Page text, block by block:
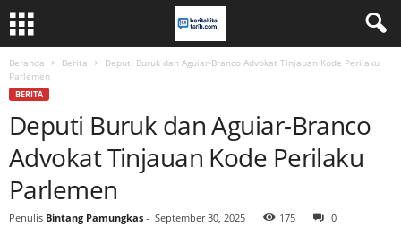
Beranda Berita
Deputi Buruk dan Aguiar-Branco Advokat Tinjauan Kode Perilaku
Parlemen
BERITA
Deputi Buruk dan Aguiar-Branco
Advokat Tinjauan Kode Perilaku
Parlemen
Penulis Bintang Pamungkas - September 30, 2025 175 0